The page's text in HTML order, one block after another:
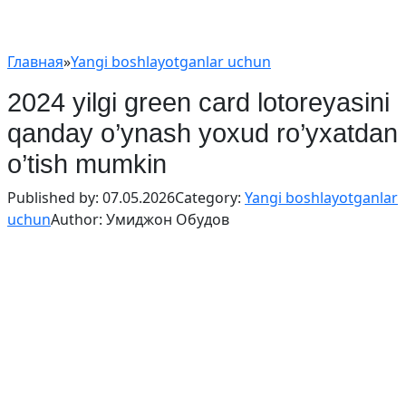
Главная»Yangi boshlayotganlar uchun
2024 yilgi green card lotoreyasini
qanday o’ynash yoxud ro’yxatdan
o’tish mumkin
Published by: 07.05.2026Category: Yangi boshlayotganlar
uchunAuthor: Умиджон Обудов